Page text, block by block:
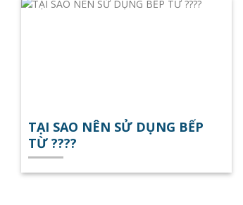
TẠI SAO NÊN SỬ DỤNG BẾP
TỪ ????